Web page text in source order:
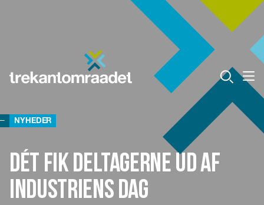
NYHEDER
Dét fik deltagerne ud af
Industriens Dag